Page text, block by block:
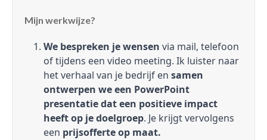
Mijn werkwijze?
We bespreken je wensen via mail, telefoon
of tijdens een video meeting. Ik luister naar
het verhaal van je bedrijf en samen
ontwerpen we een PowerPoint
presentatie dat een positieve impact
heeft op je doelgroep. Je krijgt vervolgens
een prijsofferte op maat.